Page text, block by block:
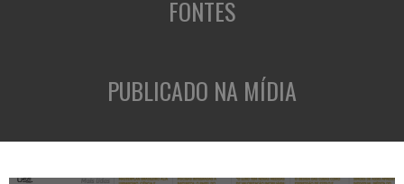
FONTES
PUBLICADO NA MÍDIA